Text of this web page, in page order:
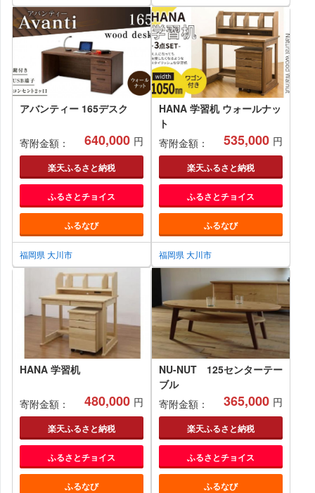
アバンティー 165デスク
寄附金額： 640,000 円
楽天ふるさと納税
ふるさとチョイス
ふるなび
福岡県 大川市
HANA 学習机 ウォールナッ
ト
寄附金額：
535,000 円
楽天ふるさと納税
ふるさとチョイス
ふるなび
福岡県 大川市
HANA 学習机
寄附金額： 480,000 円
楽天ふるさと納税
ふるさとチョイス
ふるなび
NU-NUT 125センターテー
ブル
寄附金額：
365,000 円
楽天ふるさと納税
ふるさとチョイス
ふるなび